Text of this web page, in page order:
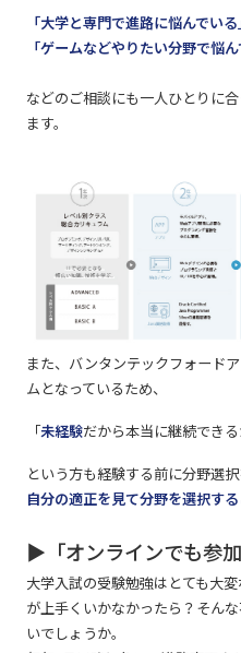
「大学と専門で進路に悩んでいる
「ゲームなどやりたい分野で悩ん
などのご相談にも一人ひとりに
ます。
また、バンタンテックフォード
ムとなっているため、
「未経験だから本当に継続できる
という方も経験する前に分野選
自分の適正を見て分野を選択す
▶「オンラインでも参加
大学入試の受験勉強はとても大
が上手くいかなかったら？そん
いでしょうか。